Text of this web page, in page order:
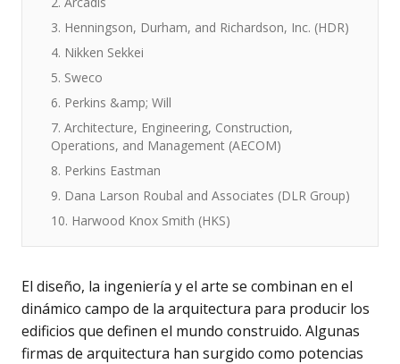
3. Henningson, Durham, and Richardson, Inc. (HDR)
4. Nikken Sekkei
5. Sweco
6. Perkins &amp; Will
7. Architecture, Engineering, Construction,
Operations, and Management (AECOM)
8. Perkins Eastman
9. Dana Larson Roubal and Associates (DLR Group)
10. Harwood Knox Smith (HKS)
El diseño, la ingeniería y el arte se combinan en el
dinámico campo de la arquitectura para producir los
edificios que definen el mundo construido. Algunas
firmas de arquitectura han surgido como potencias